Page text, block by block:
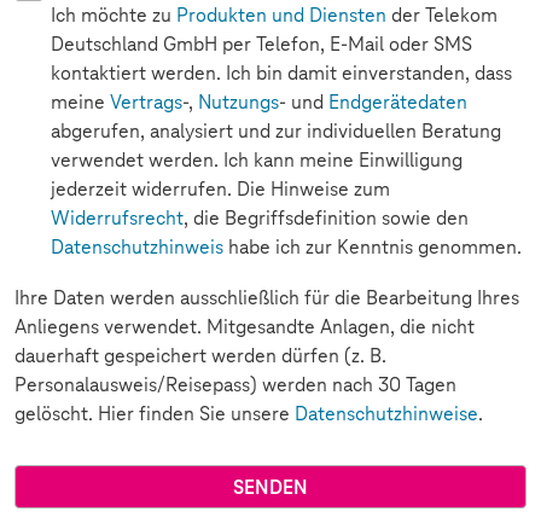
Ich möchte zu Produkten und Diensten der Telekom
Deutschland GmbH per Telefon, E-Mail oder SMS
kontaktiert werden. Ich bin damit einverstanden, dass
meine Vertrags-, Nutzungs- und Endgerätedaten
abgerufen, analysiert und zur individuellen Beratung
verwendet werden. Ich kann meine Einwilligung
jederzeit widerrufen. Die Hinweise zum
Widerrufsrecht, die Begriffsdefinition sowie den
Datenschutzhinweis habe ich zur Kenntnis genommen.
Ihre Daten werden ausschließlich für die Bearbeitung Ihres
Anliegens verwendet. Mitgesandte Anlagen, die nicht
dauerhaft gespeichert werden dürfen (z. B.
Personalausweis/Reisepass) werden nach 30 Tagen
gelöscht. Hier finden Sie unsere Datenschutzhinweise.